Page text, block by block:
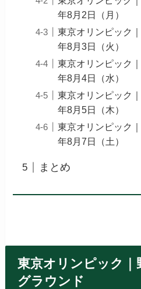
年8月2日（月）
東京オリンピック
年8月3日（火）
東京オリンピック
年8月4日（水）
東京オリンピック
年8月5日（木）
東京オリンピック
年8月7日（土）
まとめ
東京オリンピック｜
グラウンド